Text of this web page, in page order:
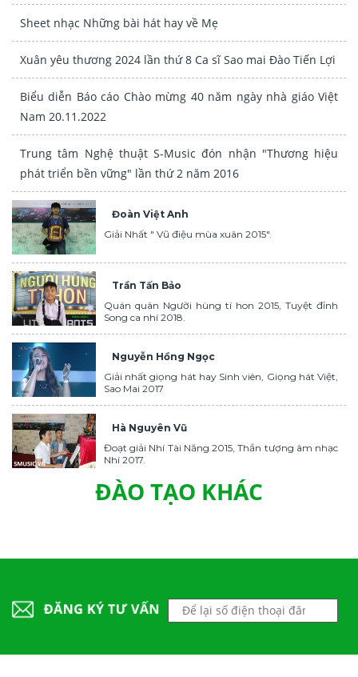
Sheet nhạc Những bài hát hay về Mẹ
Xuân yêu thương 2024 lần thứ 8 Ca sĩ Sao mai Đào Tiến Lợi
Biểu diễn Báo cáo Chào mừng 40 năm ngày nhà giáo Việt
Nam 20.11.2022
Trung tâm Nghệ thuật S-Music đón nhận "Thương hiệu
phát triển bền vững" lần thứ 2 năm 2016
Đoàn Việt Anh
Giải Nhất " Vũ điệu mùa xuân 2015".
Trần Tấn Bảo
Quán quân Người hùng tí hon 2015, Tuyệt đỉnh
Song ca nhí 2018.
Nguyễn Hồng Ngọc
Giải nhất giọng hát hay Sinh viên, Giọng hát Việt,
Sao Mai 2017
Hà Nguyên Vũ
Đoạt giải Nhí Tài Năng 2015, Thần tượng âm nhạc
Nhí 2017.
ĐÀO TẠO KHÁC